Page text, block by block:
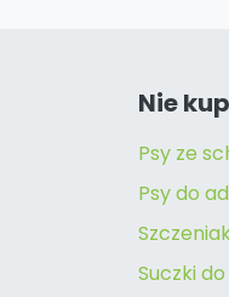
Nie
Psy ze
Psy do
Suczki